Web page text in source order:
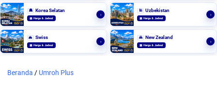
🏯 Korea Selatan
▣ Harga & Jadwal
›
🕌 Uzbekistan
▣ Harga & Jadwal
›
🏔️ Swiss
▣ Harga & Jadwal
›
🌄 New Zealand
▣ Harga & Jadwal
›
Beranda / Umroh Plus